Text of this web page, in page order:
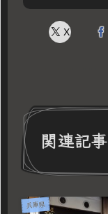
X
関連記事
兵庫県